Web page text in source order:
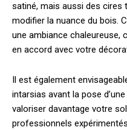
satiné, mais aussi des cires
modifier la nuance du bois.
une ambiance chaleureuse,
en accord avec votre
Il est également
intarsias avant la pose
valoriser davantage votre
professionnels